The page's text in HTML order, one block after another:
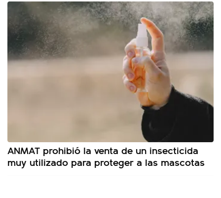
ANMAT prohibió la venta de un insecticida
muy utilizado para proteger a las mascotas